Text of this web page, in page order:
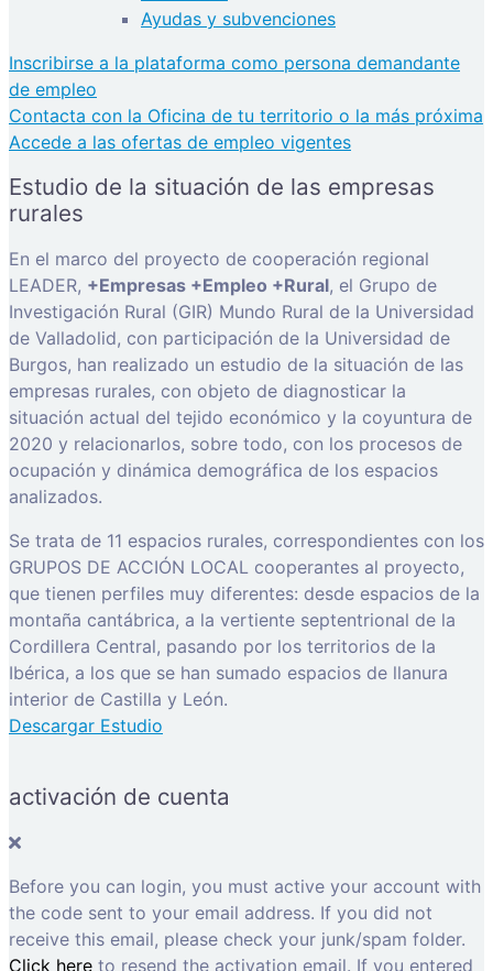
Ayudas y subvenciones
Inscribirse a la plataforma como persona demandante
de empleo
Contacta con la Oficina de tu territorio o la más próxima
Accede a las ofertas de empleo vigentes
Estudio de la situación de las empresas
rurales
En el marco del proyecto de cooperación regional
LEADER, +Empresas +Empleo +Rural, el Grupo de
Investigación Rural (GIR) Mundo Rural de la Universidad
de Valladolid, con participación de la Universidad de
Burgos, han realizado un estudio de la situación de las
empresas rurales, con objeto de diagnosticar la
situación actual del tejido económico y la coyuntura de
2020 y relacionarlos, sobre todo, con los procesos de
ocupación y dinámica demográfica de los espacios
analizados.
Se trata de 11 espacios rurales, correspondientes con los
GRUPOS DE ACCIÓN LOCAL cooperantes al proyecto,
que tienen perfiles muy diferentes: desde espacios de la
montaña cantábrica, a la vertiente septentrional de la
Cordillera Central, pasando por los territorios de la
Ibérica, a los que se han sumado espacios de llanura
interior de Castilla y León.
Descargar Estudio
activación de cuenta
Before you can login, you must active your account with
the code sent to your email address. If you did not
receive this email, please check your junk/spam folder.
Click here to resend the activation email. If you entered